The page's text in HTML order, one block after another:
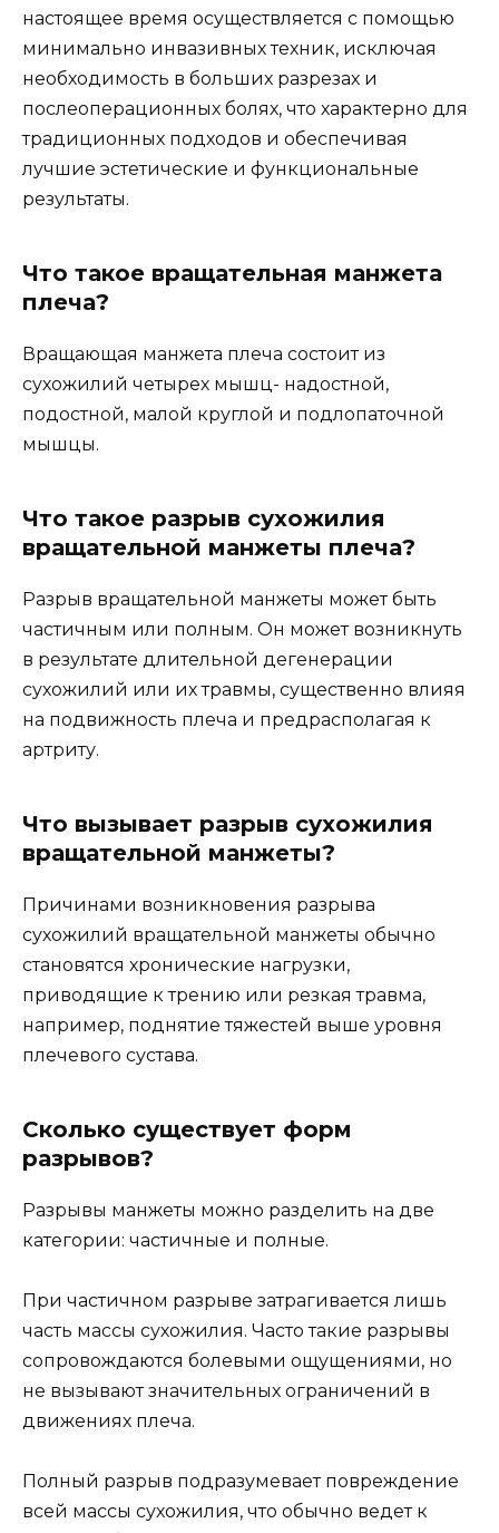
настоящее время осуществляется с помощью
минимально инвазивных техник, исключая
необходимость в больших разрезах и
послеоперационных болях, что характерно для
традиционных подходов и обеспечивая
лучшие эстетические и функциональные
результаты.
Что такое вращательная манжета
плеча?
Вращающая манжета плеча состоит из
сухожилий четырех мышц- надостной,
подостной, малой круглой и подлопаточной
мышцы.
Что такое разрыв сухожилия
вращательной манжеты плеча?
Разрыв вращательной манжеты может быть
частичным или полным. Он может возникнуть
в результате длительной дегенерации
сухожилий или их травмы, существенно влияя
на подвижность плеча и предрасполагая к
артриту.
Что вызывает разрыв сухожилия
вращательной манжеты?
Причинами возникновения разрыва
сухожилий вращательной манжеты обычно
становятся хронические нагрузки,
приводящие к трению или резкая травма,
например, поднятие тяжестей выше уровня
плечевого сустава.
Сколько существует форм
разрывов?
Разрывы манжеты можно разделить на две
категории: частичные и полные.
При частичном разрыве затрагивается лишь
часть массы сухожилия. Часто такие разрывы
сопровождаются болевыми ощущениями, но
не вызывают значительных ограничений в
движениях плеча.
Полный разрыв подразумевает повреждение
всей массы сухожилия, что обычно ведет к